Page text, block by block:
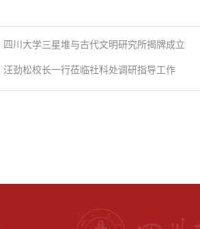
四川大学三星堆与古代文明研究所揭牌成立
汪劲松校长一行莅临社科处调研指导工作